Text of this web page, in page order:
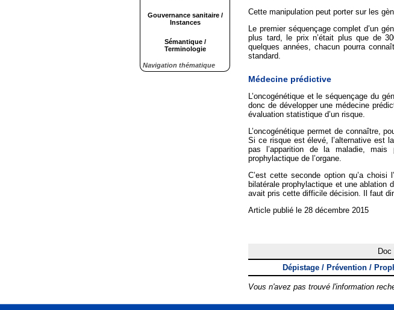
Gouvernance sanitaire /
Instances
Sémantique /
Terminologie
Navigation thématique
Cette manipulation peut porter sur les
Le premier séquençage complet d’un
plus tard, le prix n’était plus que de
quelques années, chacun pourra
standard.
Médecine prédictive
L’oncogénétique et le séquençage du
donc de développer une médecine
évaluation statistique d’un risque.
L’oncogénétique permet de connaître,
Si ce risque est élevé, l’alternative est
pas l’apparition de la maladie,
prophylactique de l’organe.
C’est cette seconde option qu’a
bilatérale prophylactique et une ablation
avait pris cette difficile décision. Il faut
Article publié le 28 décembre 2015
Doc
Dépistage / Prévention /
Vous n'avez pas trouvé l'information